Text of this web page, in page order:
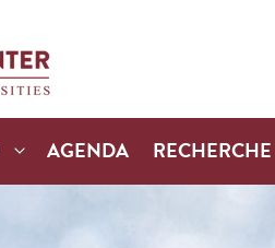
AGENDA RECHERCHE